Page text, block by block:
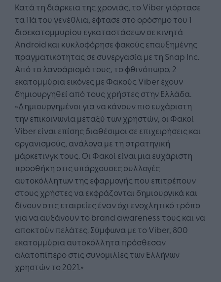
Κατά τη διάρκεια της χρονιάς, το Viber γιόρτασε
τα 11ά του γενέθλια, έφτασε στο ορόσημο του 1
δισεκατομμυρίου εγκαταστάσεων σε κινητά
Android και κυκλοφόρησε φακούς επαυξημένης
πραγματικότητας σε συνεργασία με τη Snap Inc.
Από το λανσάρισμά τους, το φθινόπωρο, 2
εκατομμύρια εικόνες με Φακούς Viber έχουν
δημιουργηθεί από τους χρήστες στην Ελλάδα.
«Δημιουργημένοι για να κάνουν πιο ευχάριστη
την επικοινωνία μεταξύ των χρηστών, οι Φακοί
Viber είναι επίσης διαθέσιμοι σε επιχειρήσεις και
οργανισμούς, ανάλογα με τη στρατηγική
μάρκετινγκ τους. Οι Φακοί είναι μια ευχάριστη
προσθήκη στις υπάρχουσες συλλογές
αυτοκόλλητων της εφαρμογής που επιτρέπουν
στους χρήστες να εκφράζονται δημιουργικά και
δίνουν στις εταιρείες έναν όχι ενοχλητικό τρόπο
για να αυξάνουν το brand awareness τους και να
αποκτούν πελάτες. Σύμφωνα με το Viber, 800
εκατομμύρια αυτοκόλλητα πρόσθεσαν
αλατοπίπερο στις συνομιλίες των Ελλήνων
χρηστών το 2021.»